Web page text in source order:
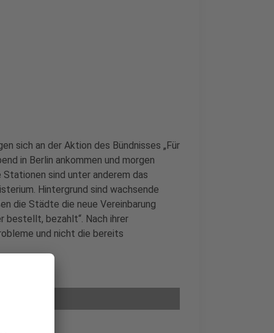
sich an der Aktion des Bündnisses „Für
in Berlin ankommen und morgen
sind unter anderem das
Hintergrund sind wachsende
die Städte die neue Vereinbarung
bestellt, bezahlt“. Nach ihrer
und nicht die bereits